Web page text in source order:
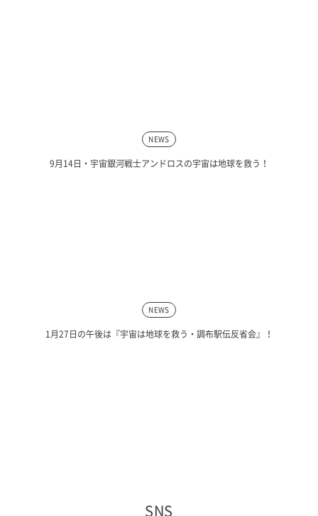
NEWS
9月14日・宇宙銀河戦士アンドロスの宇宙は地球を救う！
NEWS
1月27日の午後は『宇宙は地球を救う・調布駅伝反省会』！
SNS